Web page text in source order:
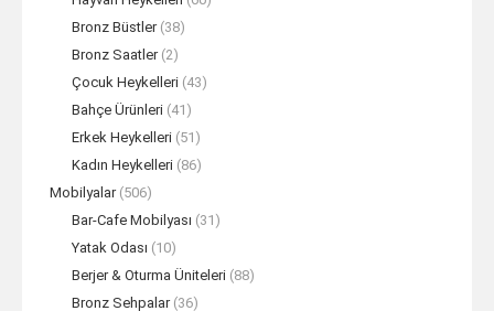
Bronz Büstler (38)
Bronz Saatler (2)
Çocuk Heykelleri (43)
Bahçe Ürünleri (41)
Erkek Heykelleri (51)
Kadın Heykelleri (86)
Mobilyalar (506)
Bar-Cafe Mobilyası (31)
Yatak Odası (10)
Berjer & Oturma Üniteleri (88)
Bronz Sehpalar (36)